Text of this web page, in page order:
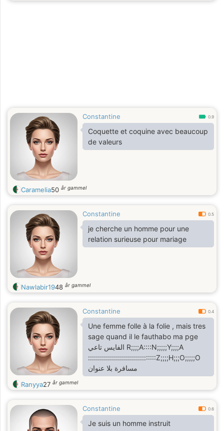
Constantine 0.9
Coquette et coquine avec beaucoup
de valeurs
Caramelia50 år gammel
Constantine 0.5
je cherche un homme pour une
relation surieuse pour mariage
Nawlabir1948 år gammel
Constantine 0.4
Une femme folle à la folie , mais tres
sage quand il le fauthabo ma pge
الفايس تاعي R;;;;A::::N;;;;;Y;;;;A
::::::::::::::::::::::::::::::::::Z;;;;H;;;O;;;;;O
مسافرة بلا عنوان
Ranyya27 år gammel
Constantine 0.6
Je suis un homme instruit